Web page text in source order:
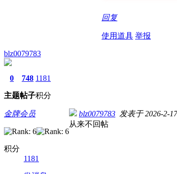
回复
使用道具 举报
blz0079783
0
主题
748
帖子
1181
积分
金牌会员
积分
1181
blz0079783 发表于 2026-2-
从来不回帖